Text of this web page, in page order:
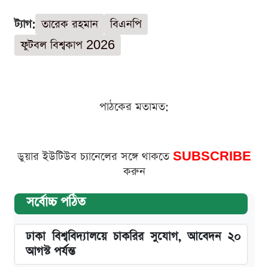
ট্যাগ: তারেক রহমান
বিএনপি
ফুটবল বিশ্বকাপ 2026
পাঠকের মতামত:
ডুয়ার ইউটিউব চ্যানেলের সঙ্গে থাকতে SUBSCRIBE
করুন
সর্বোচ্চ পঠিত
ঢাকা বিশ্ববিদ্যালয়ে চাকরির সুযোগ, আবেদন ২০
আগস্ট পর্যন্ত